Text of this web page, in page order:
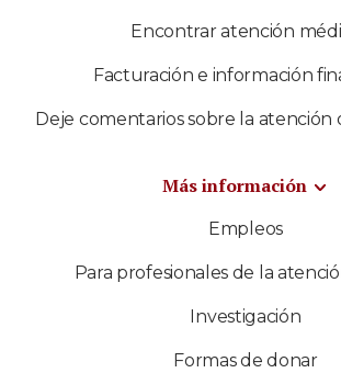
Encontrar atención
Facturación e información
Deje comentarios sobre la atención
Más información
Empleos
Para profesionales de la
Investigación
Formas de donar